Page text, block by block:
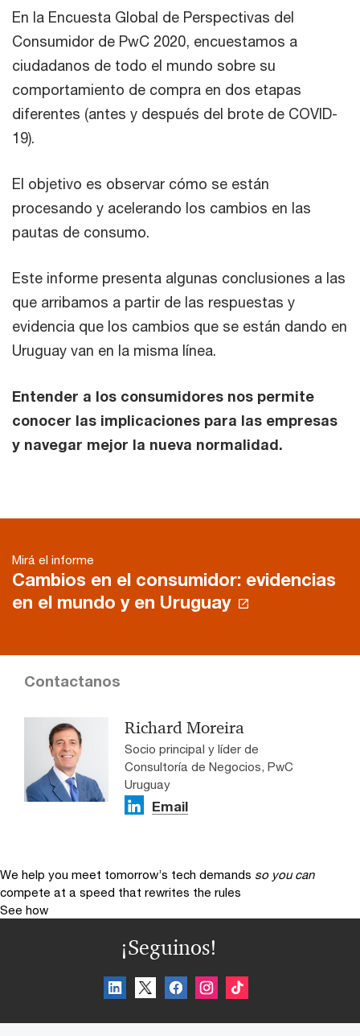
En la Encuesta Global de Perspectivas del
Consumidor de PwC 2020, encuestamos a
ciudadanos de todo el mundo sobre su
comportamiento de compra en dos etapas
diferentes (antes y después del brote de COVID-
19).
El objetivo es observar cómo se están
procesando y acelerando los cambios en las
pautas de consumo.
Este informe presenta algunas conclusiones a las
que arribamos a partir de las respuestas y
evidencia que los cambios que se están dando en
Uruguay van en la misma línea.
Entender a los consumidores nos permite
conocer las implicaciones para las empresas
y navegar mejor la nueva normalidad.
Mirá el informe
Cambios en el consumidor: evidencias
en el mundo y en Uruguay
Contactanos
Richard Moreira
Socio principal y líder de
Consultoría de Negocios, PwC
Uruguay
Email
We help you meet tomorrow’s tech demands so you can
compete at a speed that rewrites the rules
See how
¡Seguinos!